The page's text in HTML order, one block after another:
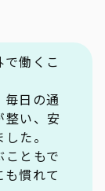
働くこ
日の通
整い、安
た。
ともで
慣れて